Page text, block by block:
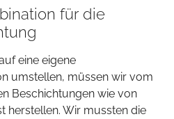
für die
eine eigene
umstellen, müssen wir vom
Beschichtungen wie von
herstellen. Wir mussten die